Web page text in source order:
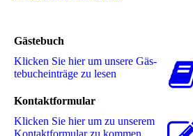
Gästebuch
Klicken Sie hier um unsere Gäs­
te­buch­ein­trä­ge zu lesen
Kontaktformular
Klicken Sie hier um zu unserem